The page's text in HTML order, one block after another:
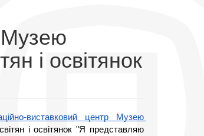
Музею
і освітянок
виставковий центр Музею
і освітянок "Я представляю